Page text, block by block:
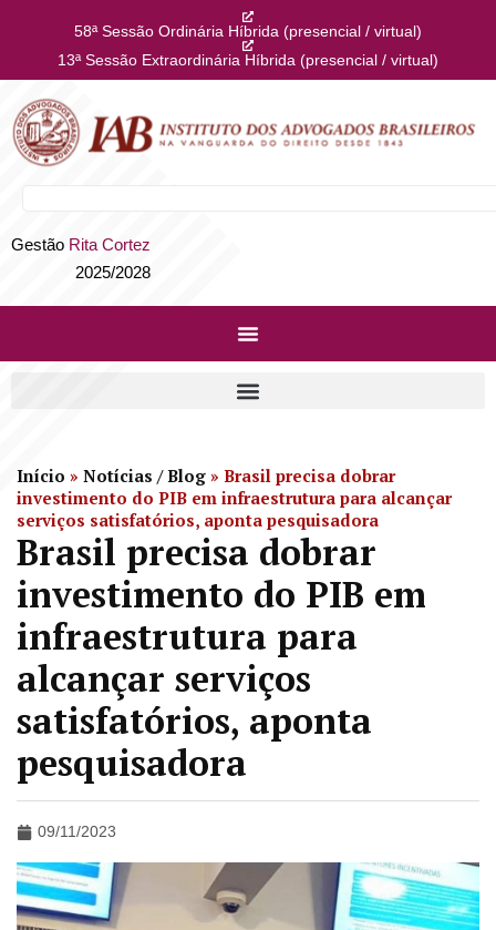
58ª Sessão Ordinária Híbrida (presencial / virtual)
13ª Sessão Extraordinária Híbrida (presencial / virtual)
Gestão Rita Cortez
2025/2028
Início » Notícias / Blog » Brasil precisa dobrar
investimento do PIB em infraestrutura para alcançar
serviços satisfatórios, aponta pesquisadora
Brasil precisa dobrar
investimento do PIB em
infraestrutura para
alcançar serviços
satisfatórios, aponta
pesquisadora
09/11/2023